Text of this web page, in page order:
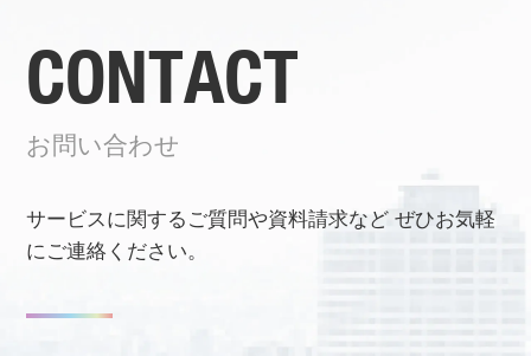
CONTACT
お問い合わせ
サービスに関するご質問や資料請求などぜひお気軽
にご連絡ください。